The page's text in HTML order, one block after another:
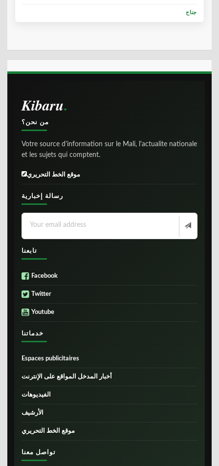
جناح
Kibaru
من نحن؟
Votre source d'information sur le Mali, l'actualite nationale
et les sujets qui comptent.
موقع الخط التحريري
رسالة إخبارية
تابعنا
Facebook
Twitter
Youtube
خدماتنا
Espaces publicitaires
أخبار المدخل المواقع على الإنترنت
الفيديوهات
الأرشيف
موقع الخط التحريري
تواصل معنا